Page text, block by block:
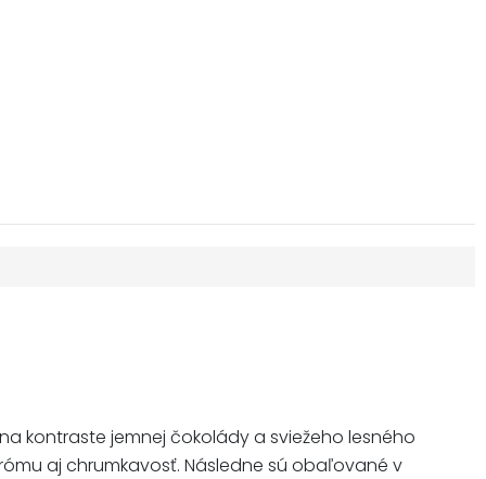
kontraste jemnej čokolády a sviežeho lesného
aj chrumkavosť. Následne sú obaľované v